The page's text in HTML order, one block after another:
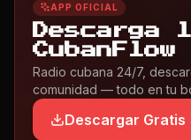
APP OFICIAL
Descarga
CubanFlow
Radio cubana 24/7,
comunidad — todo en tu
Descargar Gratis